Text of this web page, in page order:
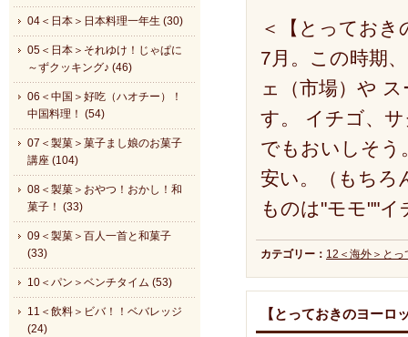
＜【とってお
7月。この時期
ェ（市場）や
す。 イチゴ、
でもおいしそう
安い。（もちろ
ものは"モモ""イ
カテゴリー： 12＜海外＞と
【とっておきのヨーロ
04＜日本＞日本料理一年生 (30)
05＜日本＞それゆけ！じゃぱに
～ずクッキング♪ (46)
06＜中国＞好吃（ハオチー）！
中国料理！ (54)
07＜製菓＞菓子まし娘のお菓子
講座 (104)
08＜製菓＞おやつ！おかし！和
菓子！ (33)
09＜製菓＞百人一首と和菓子
(33)
10＜パン＞ベンチタイム (53)
11＜飲料＞ビバ！！ベバレッジ
(24)